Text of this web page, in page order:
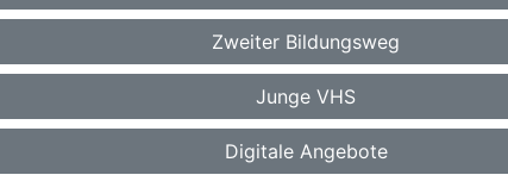
Zweiter Bildungsweg
Junge VHS
Digitale Angebote